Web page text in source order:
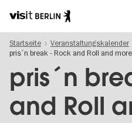
zum
Inhalt
Berlins
offizielles
Tourismusportal
Startseite
Veranstaltungskalender
pris´n break - Rock and Roll and more
pris´n
and Roll